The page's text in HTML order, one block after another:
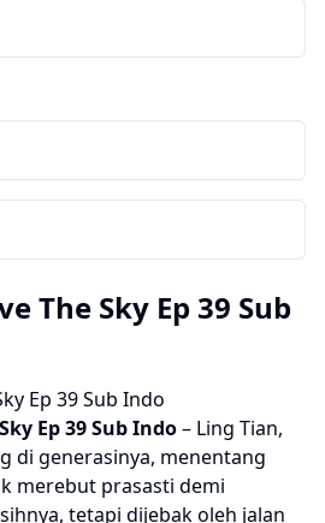
The Sky Ep 39 Sub
Ep 39 Sub Indo
Ep 39 Sub Indo– Ling Tian, ​​​​
di generasinya, menentang
merebut prasasti demi
tetapi dijebak oleh jalan